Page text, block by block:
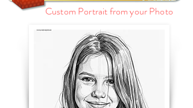
Custom Portrait from your Photo